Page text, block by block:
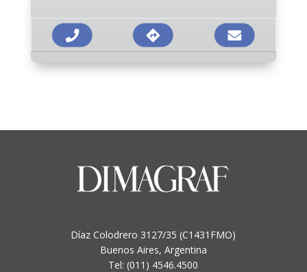
Díaz Colodrero 3127/35 (C1431FMO)
Buenos Aires, Argentina
Tel: (011) 4546.4500